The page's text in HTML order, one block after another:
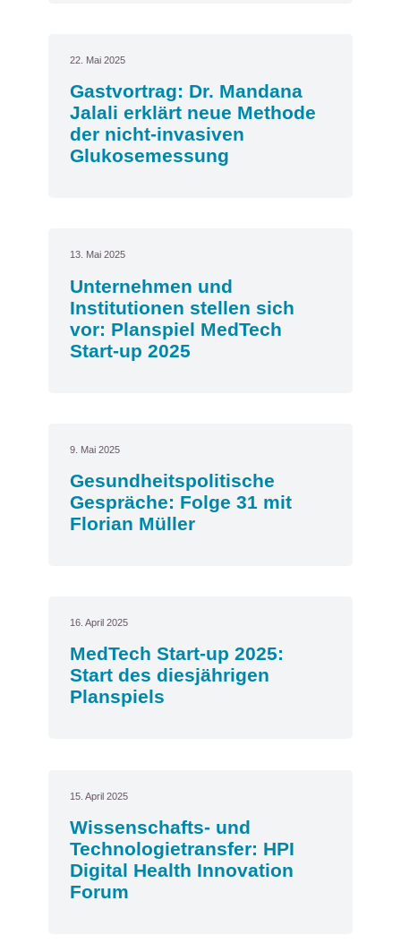
22. Mai 2025
Gastvortrag: Dr. Mandana
Jalali erklärt neue Methode
der nicht-invasiven
Glukosemessung
13. Mai 2025
Unternehmen und
Institutionen stellen sich
vor: Planspiel MedTech
Start-up 2025
9. Mai 2025
Gesundheitspolitische
Gespräche: Folge 31 mit
Florian Müller
16. April 2025
MedTech Start-up 2025:
Start des diesjährigen
Planspiels
15. April 2025
Wissenschafts- und
Technologietransfer: HPI
Digital Health Innovation
Forum